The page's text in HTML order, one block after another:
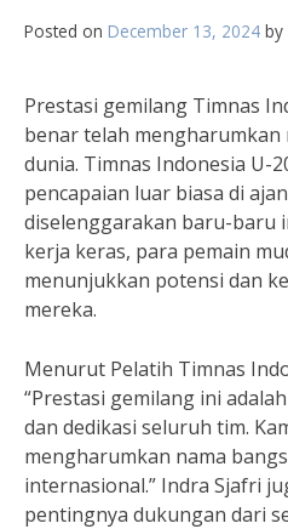
Posted on December 13, 2024 by
Prestasi gemilang Timnas
benar telah mengharumkan
dunia. Timnas Indonesia U-
pencapaian luar biasa di
diselenggarakan baru-baru
kerja keras, para pemain
menunjukkan potensi dan
mereka.
Menurut Pelatih Timnas
“Prestasi gemilang ini
dan dedikasi seluruh tim.
mengharumkan nama
internasional.” Indra Sjafri
pentingnya dukungan dari